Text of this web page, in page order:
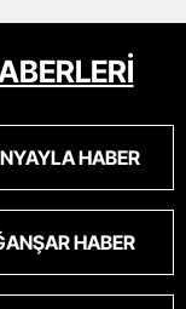
HABER
HABER